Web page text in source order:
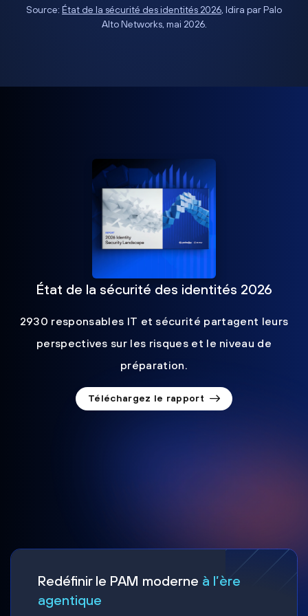
Source: État de la sécurité des identités 2026, Idira par Palo
Alto Networks, mai 2026.
État de la sécurité des identités 2026
2930 responsables IT et sécurité partagent leurs
perspectives sur les risques et le niveau de
préparation.
Téléchargez le rapport
Redéfinir le PAM moderne à l’ère
agentique